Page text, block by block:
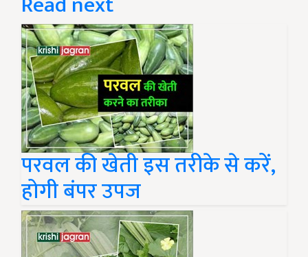
परवल की खेती इस तरीके से करें,
होगी बंपर उपज